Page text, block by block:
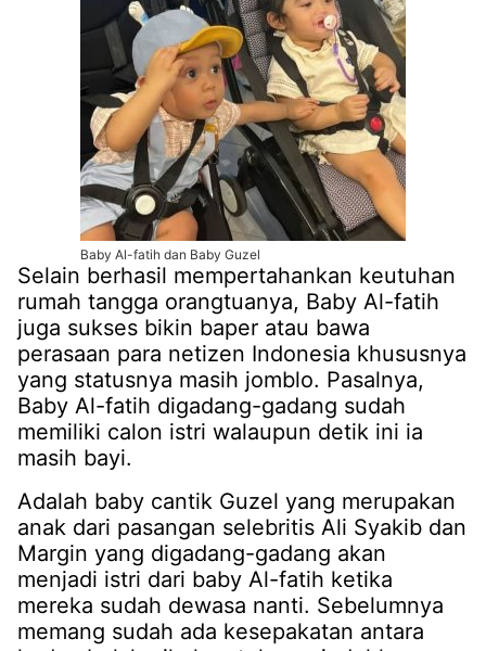
Baby Al-fatih dan Baby Guzel
Selain berhasil mempertahankan keutuhan
rumah tangga orangtuanya, Baby Al-fatih
juga sukses bikin baper atau bawa
perasaan para netizen Indonesia khususnya
yang statusnya masih jomblo. Pasalnya,
Baby Al-fatih digadang-gadang sudah
memiliki calon istri walaupun detik ini ia
masih bayi.
Adalah baby cantik Guzel yang merupakan
anak dari pasangan selebritis Ali Syakib dan
Margin yang digadang-gadang akan
menjadi istri dari baby Al-fatih ketika
mereka sudah dewasa nanti. Sebelumnya
memang sudah ada kesepakatan antara